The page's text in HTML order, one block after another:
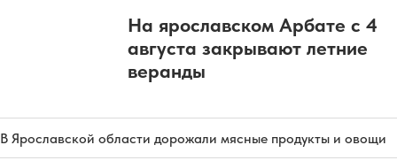
На ярославском Арбате с 4
августа закрывают летние
веранды
В Ярославской области дорожали мясные продукты и овощи